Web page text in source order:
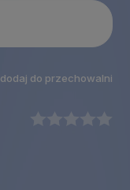
dodaj do przechowalni